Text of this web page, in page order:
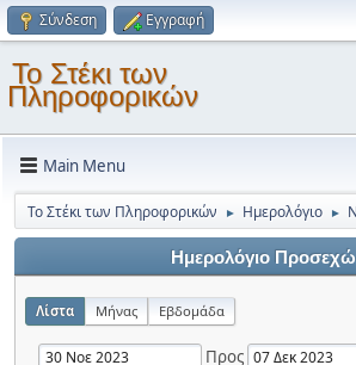
Σύνδεση Εγγραφή
Το Στέκι των
Πληροφορικών
Main Menu
Το Στέκι των Πληροφορικών ► Ημερολόγιο ►
Ημερολόγιο
Λίστα Μήνας Εβδομάδα
Προς